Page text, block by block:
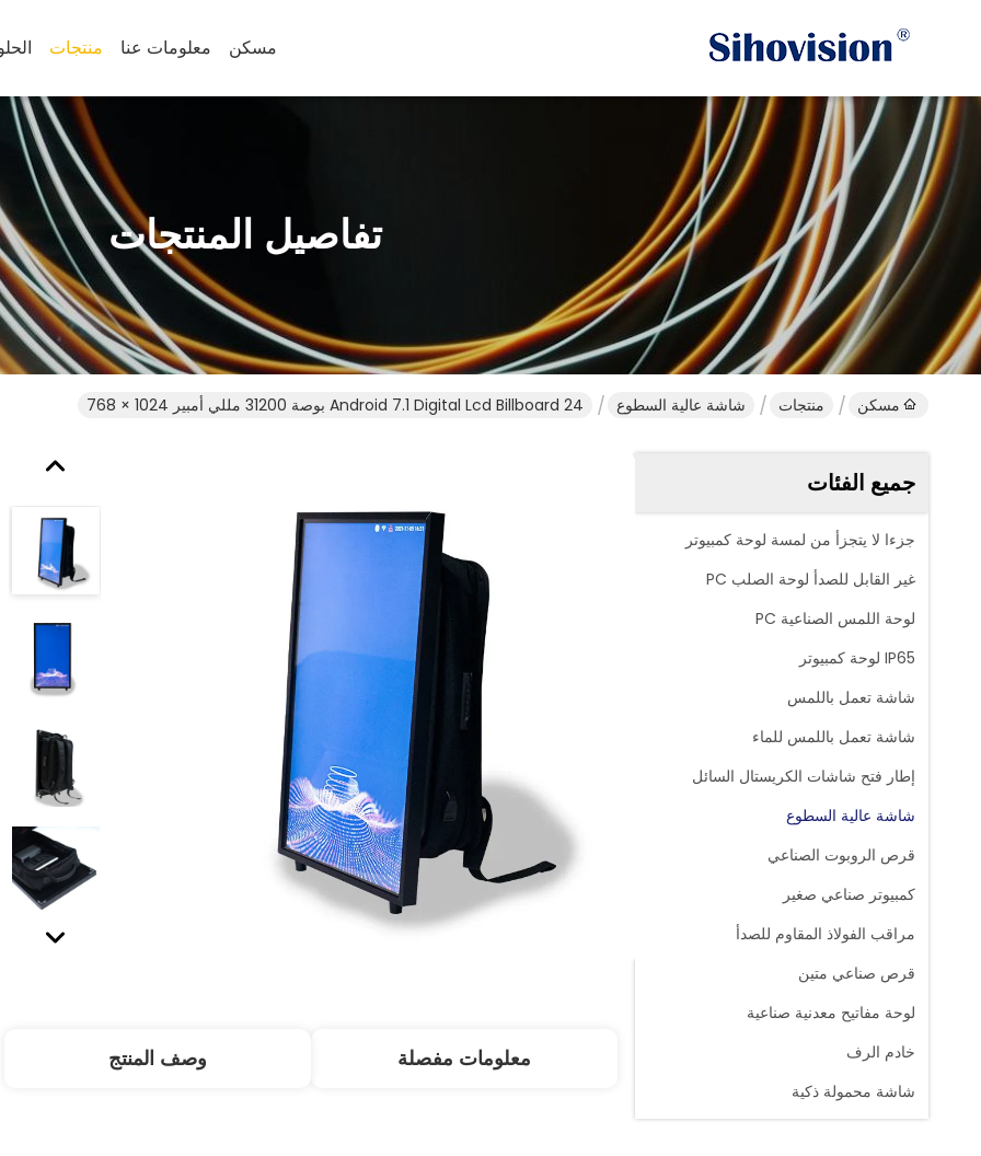
مسكن معلومات عنا منتجات
تفاصيل المنتجات
مسكن منتجات شاشة عالية السطوع Android 7.1 Digital Lcd Billboard 24 بوصة 31200 مللي أمبير 1024 × 768
جميع الفئات
جزءا لا يتجزأ من لمسة لوحة كمبيوتر
غير القابل للصدأ لوحة الصلب PC
لوحة اللمس الصناعية PC
IP65 لوحة كمبيوتر
شاشة تعمل باللمس
شاشة تعمل باللمس للماء
إطار فتح شاشات الكريستال السائل
شاشة عالية السطوع
قرص الروبوت الصناعي
كمبيوتر صناعي صغير
مراقب الفولاذ المقاوم للصدأ
قرص صناعي متين
لوحة مفاتيح معدنية صناعية
خادم الرف
شاشة محمولة ذكية
معلومات مفصلة وصف المنتج